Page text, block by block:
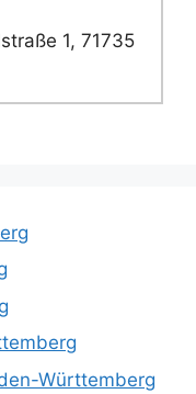
1, 71735
Württemberg